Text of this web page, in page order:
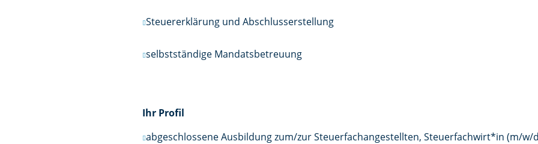
Steuererklärung und Abschlusserstellung
selbstständige Mandatsbetreuung
Ihr Profil
abgeschlossene Ausbildung zum/zur Steuerfachangestellten, Steuerfachwirt*in (m/w/